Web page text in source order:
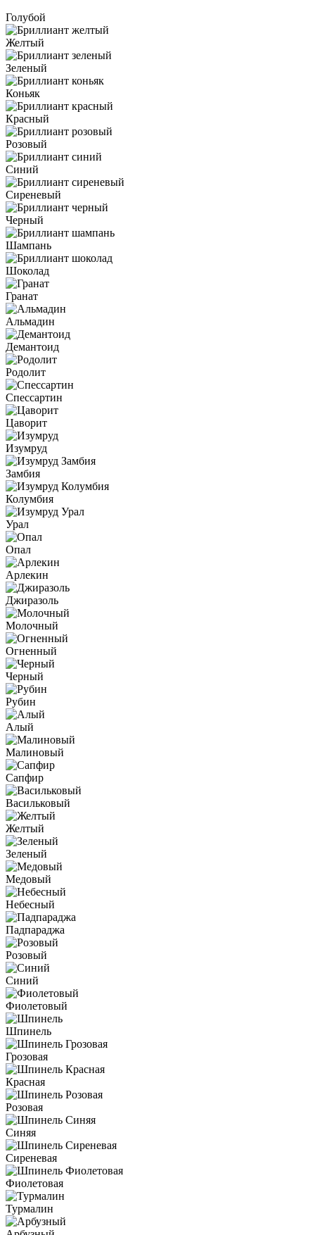
Голубой
Желтый
Зеленый
Коньяк
Красный
Розовый
Синий
Сиреневый
Черный
Шампань
Шоколад
Гранат
Альмадин
Демантоид
Родолит
Спессартин
Цаворит
Изумруд
Замбия
Колумбия
Урал
Опал
Арлекин
Джиразоль
Молочный
Огненный
Черный
Рубин
Алый
Малиновый
Сапфир
Васильковый
Желтый
Зеленый
Медовый
Небесный
Падпараджа
Розовый
Синий
Фиолетовый
Шпинель
Грозовая
Красная
Розовая
Синяя
Сиреневая
Фиолетовая
Турмалин